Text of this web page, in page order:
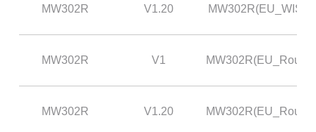
MW302R V1.20 MW302R(EU_WISP)
MW302R V1 MW302R(EU_Router)
MW302R V1.20 MW302R(EU_Router)